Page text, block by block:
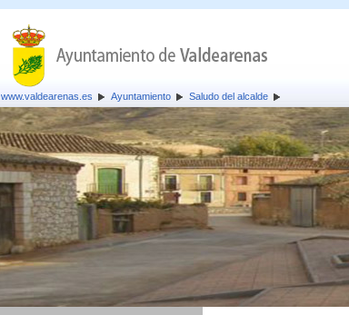
www.valdearenas.es Ayuntamiento Saludo del alcalde